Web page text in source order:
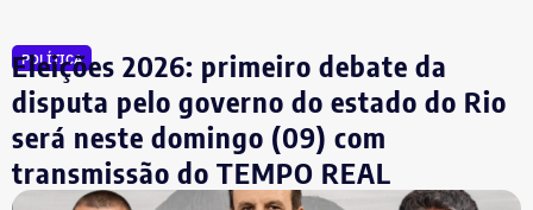
TCE diz que falhas em outro contrato
contrariam princípio da Lei de
Licitações
POLÍTICA
Eleições 2026: primeiro debate da
disputa pelo governo do estado do Rio
será neste domingo (09) com
transmissão do TEMPO REAL